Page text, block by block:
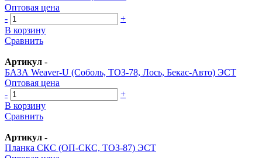
Оптовая цена
-
+
В корзину
Сравнить
Артикул -
БАЗА Weaver-U (Соболь, ТОЗ-78, Лось, Бекас-Авто) ЭСТ
Оптовая цена
-
+
В корзину
Сравнить
Артикул -
Планка СКС (ОП-СКС, ТОЗ-87) ЭСТ